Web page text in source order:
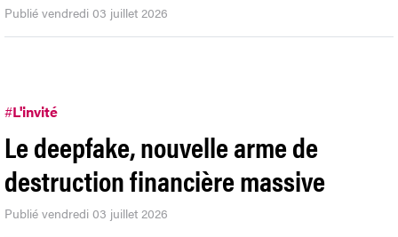
Publié vendredi 03 juillet 2026
#L'invité
Le deepfake, nouvelle arme de
destruction financière massive
Publié vendredi 03 juillet 2026